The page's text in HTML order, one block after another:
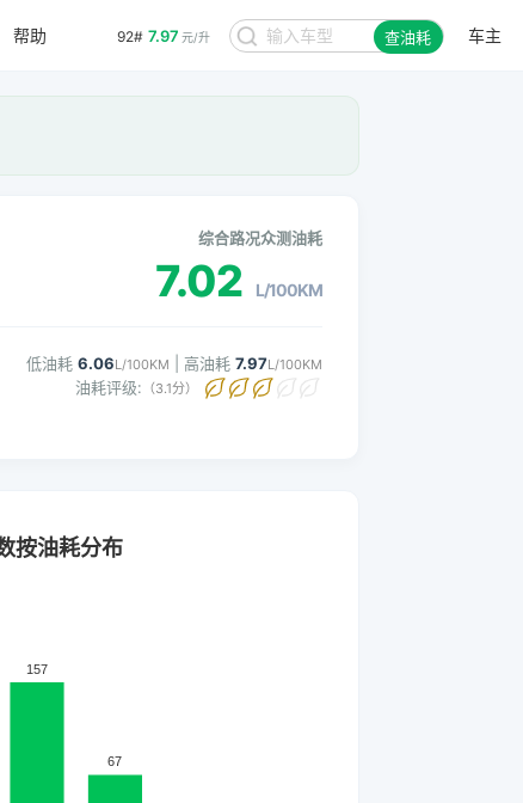
92# 7.97 元/升 查油耗 车主
帮助
综合路况众测油耗
7.02 L/100KM
低油耗 6.06L/100KM | 高油耗 7.97L/100KM
油耗评级: （3.1分）